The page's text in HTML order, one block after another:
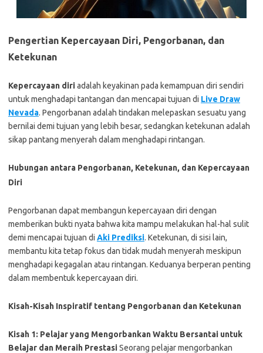
Pengertian Kepercayaan Diri, Pengorbanan, dan
Ketekunan
Kepercayaan diriadalah keyakinan pada kemampuan diri sendiri
untuk menghadapi tantangan dan mencapai tujuan di Live Draw
Nevada. Pengorbanan adalah tindakan melepaskan sesuatu yang
bernilai demi tujuan yang lebih besar, sedangkan ketekunan adalah
sikap pantang menyerah dalam menghadapi rintangan.
Hubungan antara Pengorbanan, Ketekunan, dan Kepercayaan
Diri
Pengorbanan dapat membangun kepercayaan diri dengan
memberikan bukti nyata bahwa kita mampu melakukan hal-hal sulit
demi mencapai tujuan di Aki Prediksi. Ketekunan, di sisi lain,
membantu kita tetap fokus dan tidak mudah menyerah meskipun
menghadapi kegagalan atau rintangan. Keduanya berperan penting
dalam membentuk kepercayaan diri.
Kisah-Kisah Inspiratif tentang Pengorbanan dan Ketekunan
Kisah 1: Pelajar yang Mengorbankan Waktu Bersantai untuk
Belajar dan Meraih PrestasiSeorang pelajar mengorbankan